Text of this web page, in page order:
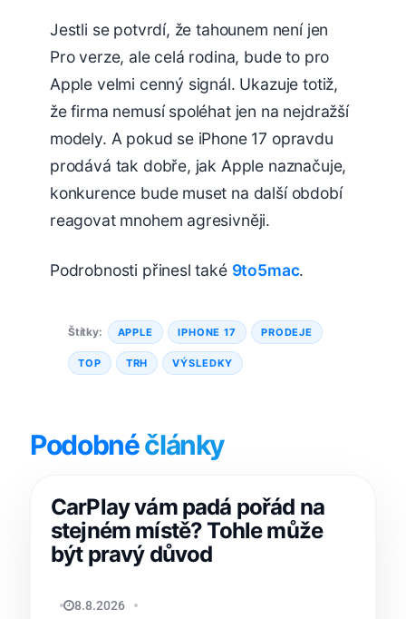
Jestli se potvrdí, že tahounem není jen
Pro verze, ale celá rodina, bude to pro
Apple velmi cenný signál. Ukazuje totiž,
že firma nemusí spoléhat jen na nejdražší
modely. A pokud se iPhone 17 opravdu
prodává tak dobře, jak Apple naznačuje,
konkurence bude muset na další období
reagovat mnohem agresivněji.
Podrobnosti přinesl také 9to5mac.
Štítky: APPLE IPHONE 17 PRODEJE
TOP TRH VÝSLEDKY
Podobnéčlánky
CarPlay vám padá pořád na
stejném místě? Tohle může
být pravý důvod
MATYÁŠ KOZÁK
8.8.2026